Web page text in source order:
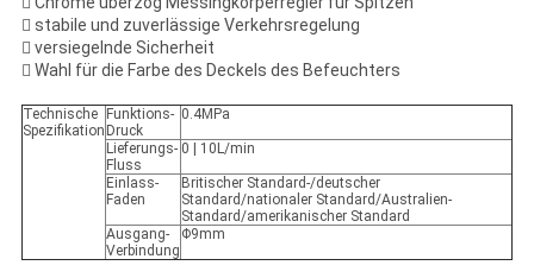
 stabile und zuverlässige Verkehrsregelung
 versiegelnde Sicherheit
 Wahl für die Farbe des Deckels des Befeuchters
Technische
Spezifikation
Funktions-
Druck
0.4MPa
Lieferungs-
Fluss
0 | 10L/min
Einlass-
Faden
Britischer Standard-/deutscher
Standard/nationaler Standard/Australien-
Standard/amerikanischer Standard
Ausgang-
Verbindung
Φ9mm